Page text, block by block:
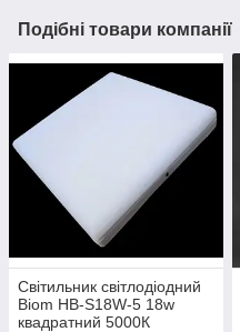
Подібні товари компанії
Світильник світлодіодний
Biom HB-S18W-5 18w
квадратний 5000К